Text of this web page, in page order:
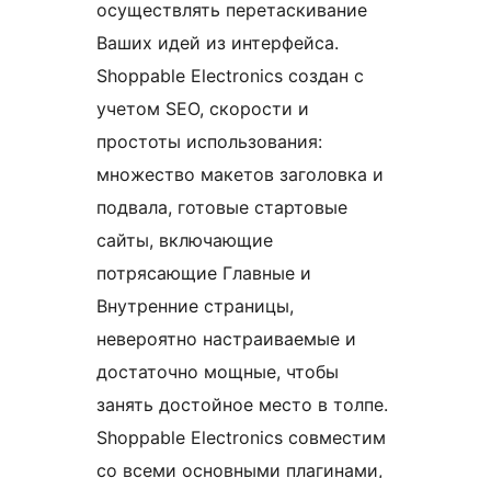
осуществлять перетаскивание
Ваших идей из интерфейса.
Shoppable Electronics создан с
учетом SEO, скорости и
простоты использования:
множество макетов заголовка и
подвала, готовые стартовые
сайты, включающие
потрясающие Главные и
Внутренние страницы,
невероятно настраиваемые и
достаточно мощные, чтобы
занять достойное место в толпе.
Shoppable Electronics совместим
со всеми основными плагинами,